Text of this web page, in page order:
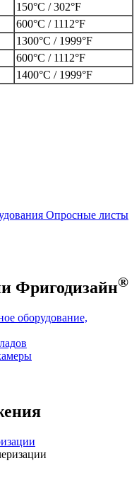
150°C / 302°F
600°C / 1112°F
1300°C / 1999°F
600°C / 1112°F
1400°C / 1999°F
Опросные листы
Фригодизайн®